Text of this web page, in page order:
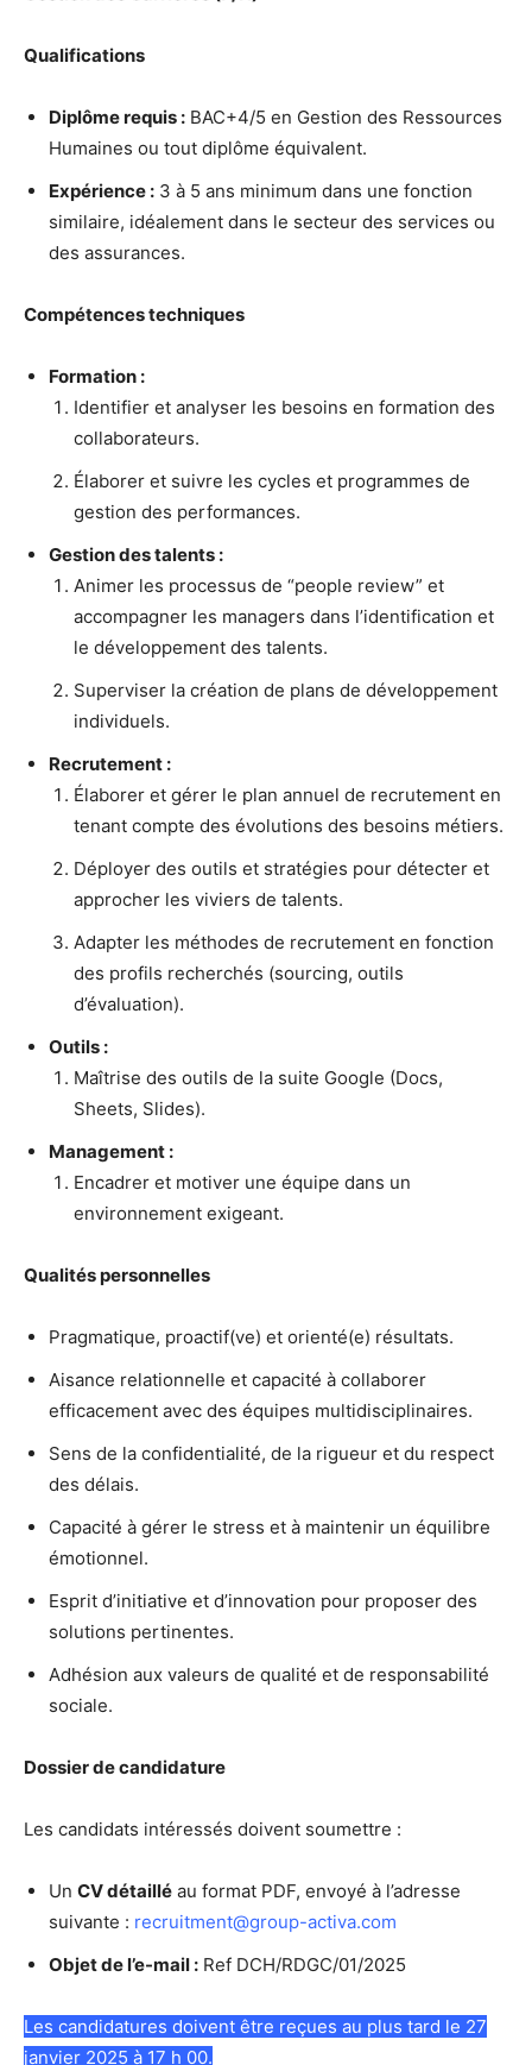
Qualifications
Diplôme requis : BAC+4/5 en Gestion des Ressources
Humaines ou tout diplôme équivalent.
Expérience : 3 à 5 ans minimum dans une fonction
similaire, idéalement dans le secteur des services ou
des assurances.
Compétences techniques
Formation :
Identifier et analyser les besoins en formation des
collaborateurs.
Élaborer et suivre les cycles et programmes de
gestion des performances.
Gestion des talents :
Animer les processus de “people review” et
accompagner les managers dans l’identification et
le développement des talents.
Superviser la création de plans de développement
individuels.
Recrutement :
Élaborer et gérer le plan annuel de recrutement en
tenant compte des évolutions des besoins métiers.
Déployer des outils et stratégies pour détecter et
approcher les viviers de talents.
Adapter les méthodes de recrutement en fonction
des profils recherchés (sourcing, outils
d’évaluation).
Outils :
Maîtrise des outils de la suite Google (Docs,
Sheets, Slides).
Management :
Encadrer et motiver une équipe dans un
environnement exigeant.
Qualités personnelles
Pragmatique, proactif(ve) et orienté(e) résultats.
Aisance relationnelle et capacité à collaborer
efficacement avec des équipes multidisciplinaires.
Sens de la confidentialité, de la rigueur et du respect
des délais.
Capacité à gérer le stress et à maintenir un équilibre
émotionnel.
Esprit d’initiative et d’innovation pour proposer des
solutions pertinentes.
Adhésion aux valeurs de qualité et de responsabilité
sociale.
Dossier de candidature
Les candidats intéressés doivent soumettre :
Un CV détaillé au format PDF, envoyé à l’adresse
suivante : recruitment@group-activa.com
Objet de l’e-mail : Ref DCH/RDGC/01/2025
Les candidatures doivent être reçues au plus tard le 27
janvier 2025 à 17 h 00.